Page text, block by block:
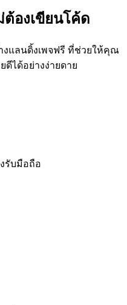
ต้องเขียนโค้ด
งแลนดิ้งเพจฟรี ที่ช่วยให้คุณ
ดีได้อย่างง่ายดาย
รับมือถือ